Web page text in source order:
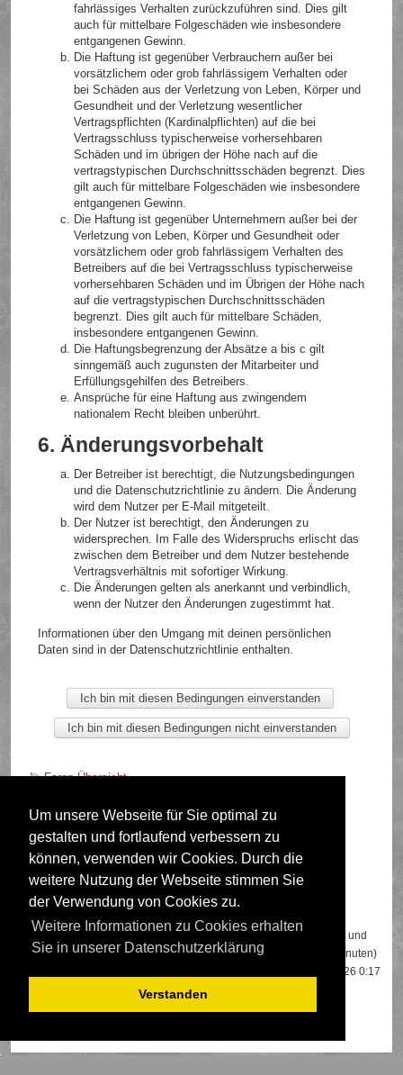
Um unsere Webseite für Sie optimal zu
gestalten und fortlaufend verbessern zu
können, verwenden wir Cookies. Durch die
weitere Nutzung der Webseite stimmen Sie
der Verwendung von Cookies zu.
Weitere Informationen zu Cookies erhalten
Sie in unserer Datenschutzerklärung
Verstanden
fahrlässiges Verhalten zurückzuführen sind. Dies gilt
auch für mittelbare Folgeschäden wie insbesondere
entgangenen Gewinn.
Die Haftung ist gegenüber Verbrauchern außer bei
vorsätzlichem oder grob fahrlässigem Verhalten oder
bei Schäden aus der Verletzung von Leben, Körper und
Gesundheit und der Verletzung wesentlicher
Vertragspflichten (Kardinalpflichten) auf die bei
Vertragsschluss typischerweise vorhersehbaren
Schäden und im übrigen der Höhe nach auf die
vertragstypischen Durchschnittsschäden begrenzt. Dies
gilt auch für mittelbare Folgeschäden wie insbesondere
entgangenen Gewinn.
Die Haftung ist gegenüber Unternehmern außer bei der
Verletzung von Leben, Körper und Gesundheit oder
vorsätzlichem oder grob fahrlässigem Verhalten des
Betreibers auf die bei Vertragsschluss typischerweise
vorhersehbaren Schäden und im Übrigen der Höhe nach
auf die vertragstypischen Durchschnittsschäden
begrenzt. Dies gilt auch für mittelbare Schäden,
insbesondere entgangenen Gewinn.
Die Haftungsbegrenzung der Absätze a bis c gilt
sinngemäß auch zugunsten der Mitarbeiter und
Erfüllungsgehilfen des Betreibers.
Ansprüche für eine Haftung aus zwingendem
nationalem Recht bleiben unberührt.
6. Änderungsvorbehalt
Der Betreiber ist berechtigt, die Nutzungsbedingungen
und die Datenschutzrichtlinie zu ändern. Die Änderung
wird dem Nutzer per E-Mail mitgeteilt.
Der Nutzer ist berechtigt, den Änderungen zu
widersprechen. Im Falle des Widerspruchs erlischt das
zwischen dem Betreiber und dem Nutzer bestehende
Vertragsverhältnis mit sofortiger Wirkung.
Die Änderungen gelten als anerkannt und verbindlich,
wenn der Nutzer den Änderungen zugestimmt hat.
Informationen über den Umgang mit deinen persönlichen
Daten sind in der Datenschutzrichtlinie enthalten.
Foren-Übersicht
Deutsche Übersetzung durchphpBB.de
Wer ist online?
Insgesamt sind658Besucher online: 2 registrierte, 0 unsichtbare und
656 Gäste (basierend auf den aktiven Besuchern der letzten 5 Minuten)
Besuchern, die am 13.04.2026 0:17
gleichzeitig online waren.